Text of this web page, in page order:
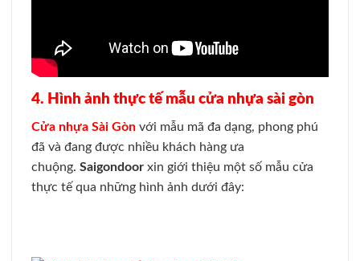
4. Hình ảnh thực tế mẫu cửa nhựa sài gòn
Cửa nhựa Sài Gòn với mẫu mã đa dạng, phong phú
đã và đang được nhiều khách hàng ưa
chuộng. Saigondoor xin giới thiệu một số mẫu cửa
thực tế qua những hình ảnh dưới đây: